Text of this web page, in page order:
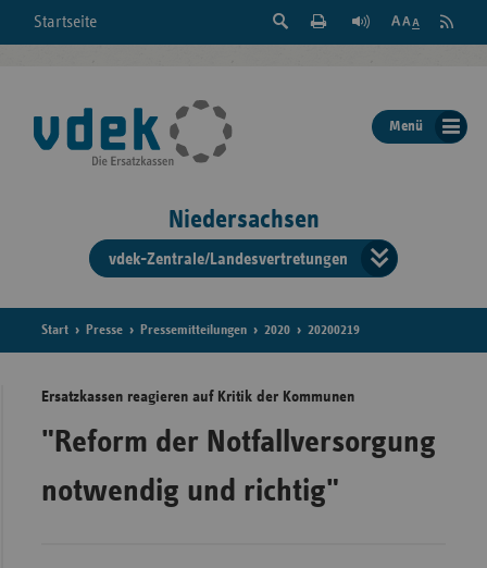
Startseite
Suche
der
Seite
Feed
Menü
Niedersachsen
vdek-Zentrale/Landesvertretungen
der
Start Presse Pressemitteilungen 2020 20200219
Ersatzkassen reagieren auf Kritik der Kommunen
"Reform der Notfallversorgung
notwendig und richtig"